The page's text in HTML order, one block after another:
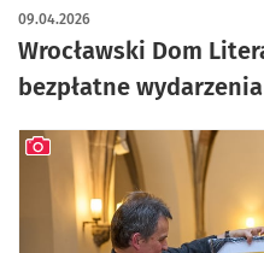
Wrocławski Dom
bezpłatne wydarzenia
09.04.2026